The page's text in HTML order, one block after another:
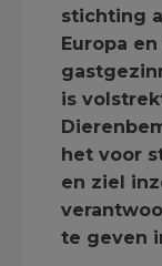
stichting
Europa
is
het voor
en ziel
te geven